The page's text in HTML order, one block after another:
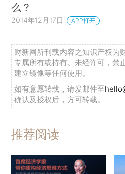
么？
2014年12月17日 APP打开
财新网所刊载内容之知识产权为
专属所有或持有。未经许可，禁
建立镜像等任何使用。
如有意愿转载，请发邮件至
确认及授权后，方可转载。
推荐阅读